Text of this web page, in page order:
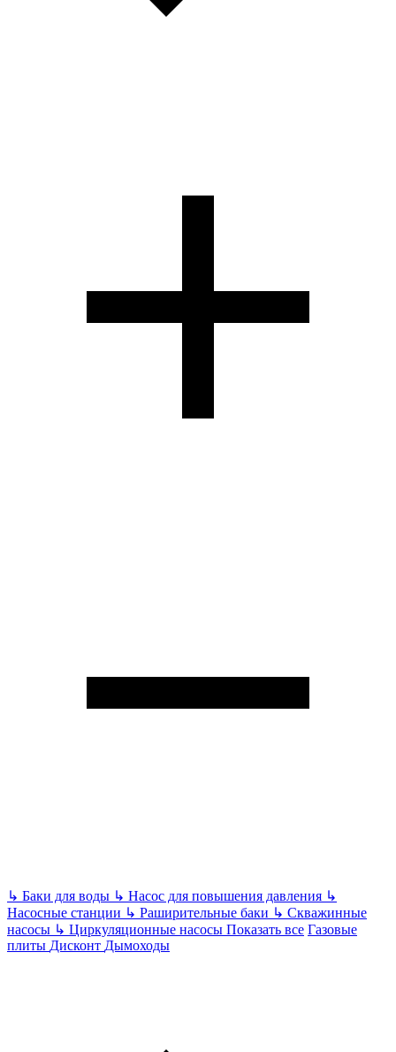
↳ Баки для воды ↳ Насос для повышения давления ↳
Насосные станции ↳ Раширительные баки ↳ Скважинные
насосы ↳ Циркуляционные насосы Показать все Газовые
плиты Дисконт Дымоходы